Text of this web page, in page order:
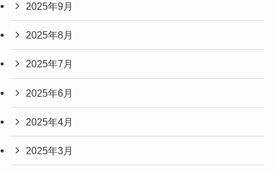
2025年9月
2025年8月
2025年7月
2025年6月
2025年4月
2025年3月